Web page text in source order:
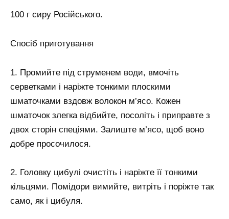
100 г сиру Російського.
Спосіб приготування
1. Промийте під струменем води, вмочіть
серветками і наріжте тонкими плоскими
шматочками вздовж волокон м’ясо. Кожен
шматочок злегка відбийте, посоліть і приправте з
двох сторін спеціями. Залиште м’ясо, щоб воно
добре просочилося.
2. Головку цибулі очистіть і наріжте її тонкими
кільцями. Помідори вимийте, витріть і поріжте так
само, як і цибуля.